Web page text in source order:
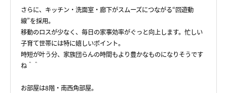
さらに、キッチン・洗面室・廊下がスムーズにつながる“回遊動
線”を採用。
移動のロスが少なく、毎日の家事効率がぐっと向上します。忙しい
子育て世帯には特に嬉しいポイント。
時短が叶う分、家族団らんの時間もより豊かなものになりそうです
ね＾＾
お部屋は8階・南西角部屋。